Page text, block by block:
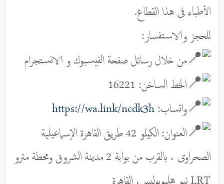
الأطباء فى هذا القطاع.
للحجز والاستفسار:
من خلال رسائل صفحة الفيسبوك و الانستجرام
الخط الساخن: 16221
واتساب: https://wa.link/ncdk3h
العنوان: الكيلو 42 طريق القاهرة الإسماعيلية
الصحراوى ، بالقرب من بوابة 2 مدينة الشروق ومحطة مترو